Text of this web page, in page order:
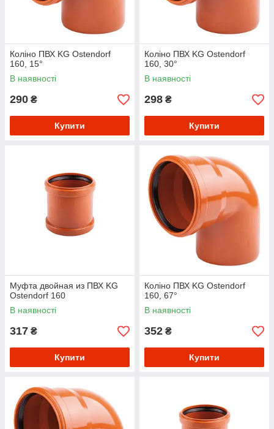
Коліно ПВХ KG Ostendorf
160, 15°
В наявності
290 ₴
Купити
Коліно ПВХ KG Ostendorf
160, 30°
В наявності
298 ₴
Купити
Муфта двойная из ПВХ KG
Ostendorf 160
В наявності
317 ₴
Купити
Коліно ПВХ KG Ostendorf
160, 67°
В наявності
352 ₴
Купити